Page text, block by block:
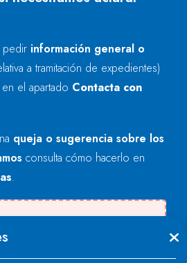
pedir información general o
a tramitación de expedientes)
el apartado Contacta con
queja o sugerencia sobre los
consulta cómo hacerlo en
.